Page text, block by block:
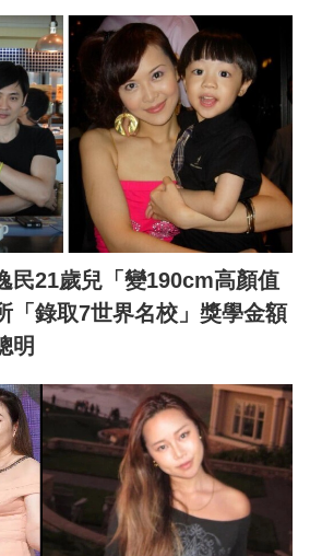
民21歲兒「變190cm高顏值
錄取7世界名校」獎學金額
明